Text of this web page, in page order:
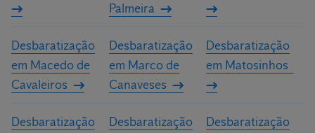
Palmeira
Desbaratização
em Macedo de
Cavaleiros
Desbaratização
em Marco de
Canaveses
Desbaratização
em Matosinhos
Desbaratização
Desbaratização
Desbaratização